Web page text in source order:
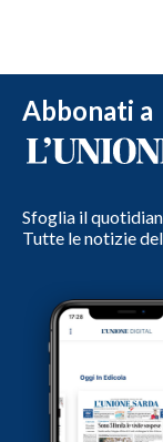
Abbonati a
Sfoglia il
Tutte le notizie